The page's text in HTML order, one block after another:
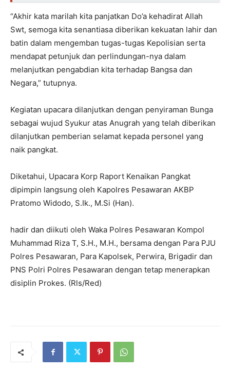
“Akhir kata marilah kita panjatkan Do’a kehadirat Allah
Swt, semoga kita senantiasa diberikan kekuatan lahir dan
batin dalam mengemban tugas-tugas Kepolisian serta
mendapat petunjuk dan perlindungan-nya dalam
melanjutkan pengabdian kita terhadap Bangsa dan
Negara,” tutupnya.
Kegiatan upacara dilanjutkan dengan penyiraman Bunga
sebagai wujud Syukur atas Anugrah yang telah diberikan
dilanjutkan pemberian selamat kepada personel yang
naik pangkat.
Diketahui, Upacara Korp Raport Kenaikan Pangkat
dipimpin langsung oleh Kapolres Pesawaran AKBP
Pratomo Widodo, S.Ik., M.Si (Han).
hadir dan diikuti oleh Waka Polres Pesawaran Kompol
Muhammad Riza T, S.H., M.H., bersama dengan Para PJU
Polres Pesawaran, Para Kapolsek, Perwira, Brigadir dan
PNS Polri Polres Pesawaran dengan tetap menerapkan
disiplin Prokes. (Rls/Red)